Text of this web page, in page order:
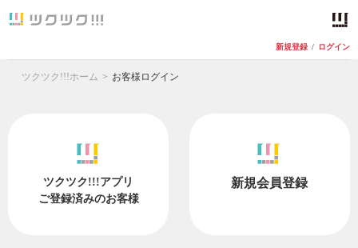
新規登録 / ログイン
ツクツク!!!ホーム お客様ログイン
ツクツク!!!アプリ
ご登録済みのお客様
新規会員登録